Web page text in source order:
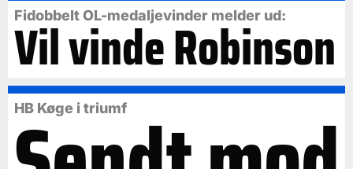
Fidobbelt OL-medaljevinder melder ud:
Vil vinde Robinson
HB Køge i triumf